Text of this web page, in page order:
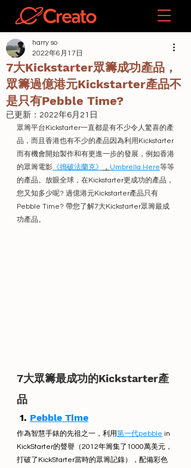
7大Kickstarter眾籌成功產品，
眾籌過億港元Kickstarter產品不
是只有Pebble Time?
harry so
2022年6月17日
已更新： 2022年6月21日
眾籌平台Kickstarter一直都是有不少令人驚喜的產
品，而且香港也有不少的產品因為利用Kickstarter
而有機會開始製作和有更進一步的發展，例如香港
的眾籌電影 《搗破法蘭克》 ， Umbrella Here等等
的產品。放眼全球，在Kickstarter更成功的產品，
您又知多少呢? 過億港元Kickstarter產品只有
Pebble Time? 帶您了解7大Kickstarter眾籌最成
功產品。
7大眾籌最成功的Kickstarter產
品
1. Pebble Time
作為智慧手錶的先祖之一，利用第一代pebble in
KickStarter的聲譽（2012年籌集了1000萬美元，
打破了KickStarter當時的眾籌記錄），配備彩色